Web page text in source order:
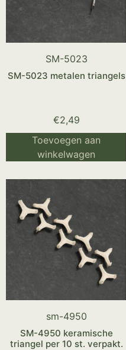
SM-5023
SM-5023 metalen triangels
€2,49
Toevoegen aan
winkelwagen
sm-4950
SM-4950 keramische
triangel per 10 st. verpakt.